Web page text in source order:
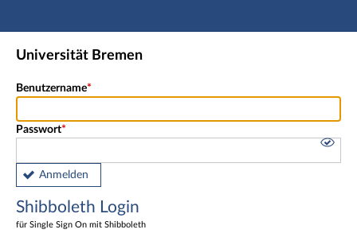
Hauptnavigation
Shibboleth Login
Universität Bremen
Benutzername
Passwort
Anmelden
Shibboleth Login
für Single Sign On mit Shibboleth